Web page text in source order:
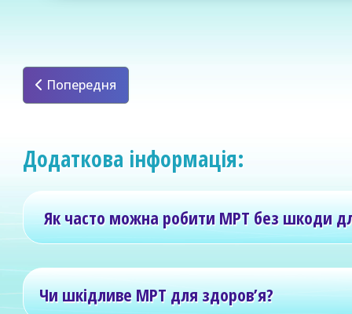
Попередня стаття: МРТ суглобів: коліна, плеча,
Попередня
Додаткова інформація:
Як часто можна робити МРТ без шкоди
Чи шкідливе МРТ для здоров’я?